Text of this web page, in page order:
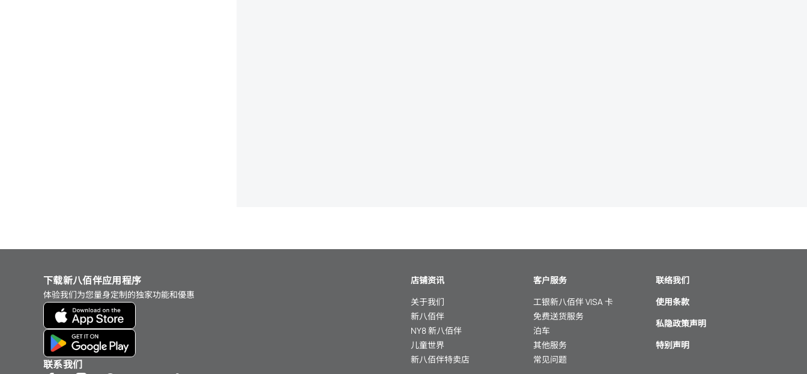
下载新八佰伴应用程序
体验我们为您量身定制的独家功能和優惠
联系我们
店铺资讯
关于我们
新八佰伴
NY8 新八佰伴
儿童世界
新八佰伴特卖店
客户服务
工银新八佰伴 VISA 卡
免费送货服务
泊车
其他服务
常见问题
联络我们
使用条款
私隐政策声明
特别声明